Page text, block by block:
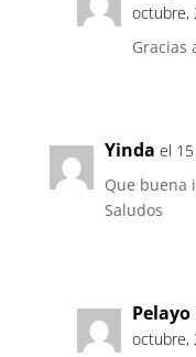
octubre,
Gracias
Yinda el
Que buena
Saludos
octubre,